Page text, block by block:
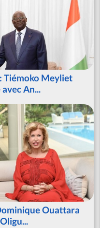
Tiémoko Meyliet
An...
Ouattara